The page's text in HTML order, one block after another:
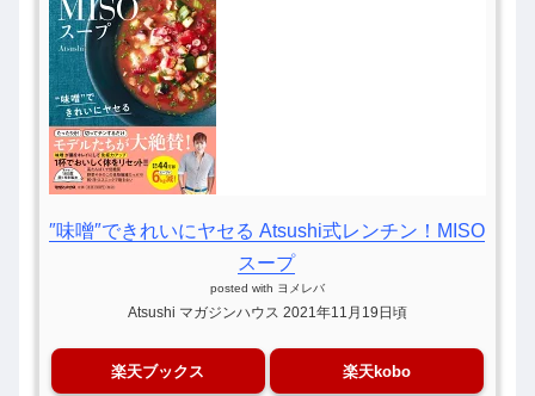
″味噌″できれいにヤセる Atsushi式レンチン！MISO
スープ
posted with ヨメレバ
Atsushi マガジンハウス 2021年11月19日頃
楽天ブックス 楽天kobo